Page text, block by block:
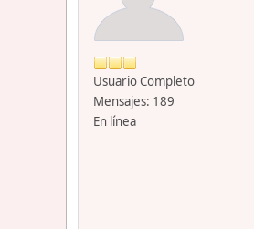
Usuario Completo
Mensajes: 189
En línea